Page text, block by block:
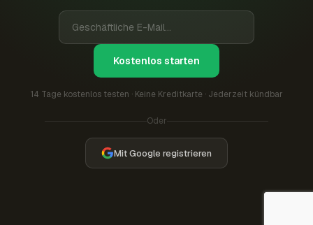
Kostenlos starten
14 Tage kostenlos testen · Keine Kreditkarte · Jederzeit kündbar
Oder
Mit Google registrieren